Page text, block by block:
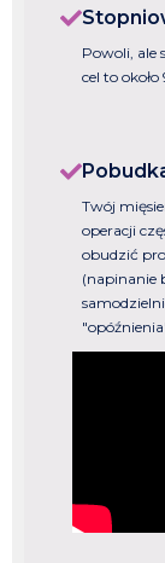
Powoli, ale
cel to
Twój
operacji
obudzić
(napinanie